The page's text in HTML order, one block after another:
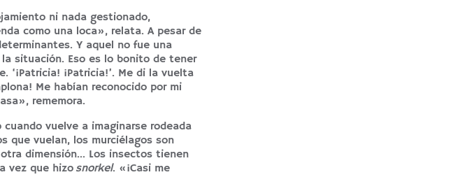
ni nada gestionado,
como una loca», relata. A pesar de
Y aquel no fue una
situación. Eso es lo bonito de tener
¡Patricia!’. Me di la vuelta
Me habían reconocido por mi
rememora.
vuelve a imaginarse rodeada
que vuelan, los murciélagos son
dimensión… Los insectos tienen
vez que hizo snorkel. «¡Casi me